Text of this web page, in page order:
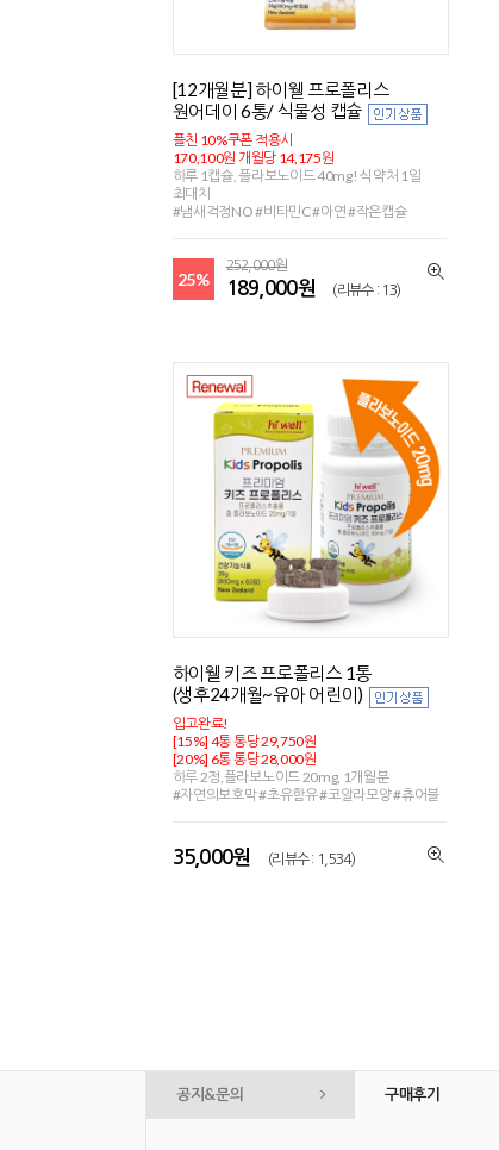
[12개월분] 하이웰 프로폴리스
원어데이 6통/ 식물성 캡슐
플친 10%쿠폰 적용시
170,100원 개월당 14,175원
하루 1캡슐, 플라보노이드 40mg! 식약처 1일
최대치
#냄새걱정NO #비타민C #아연 #작은캡슐
25%
252,000원
189,000원 (리뷰수 : 13)
하이웰 키즈 프로폴리스 1통
(생후24개월~유아 어린이)
입고완료!
[15%] 4통 통당 29,750원
[20%] 6통 통당 28,000원
하루 2정,플라보노이드 20mg, 1개월분
#자연의보호막 #초유함유 #코알라모양 #츄어블
35,000원 (리뷰수 : 1,534)
공지&문의 구매후기